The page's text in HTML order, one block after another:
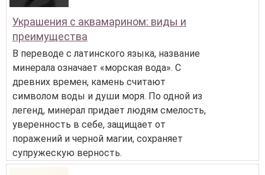
Украшения с аквамарином: виды и
преимущества
В переводе с латинского языка, название
минерала означает «морская вода». С
древних времен, камень считают
символом воды и души моря. По одной из
легенд, минерал придает людям смелость,
уверенность в себе, защищает от
поражений и черной магии, сохраняет
супружескую верность.